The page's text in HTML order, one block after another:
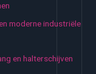
moderne industriële
en halterschijven